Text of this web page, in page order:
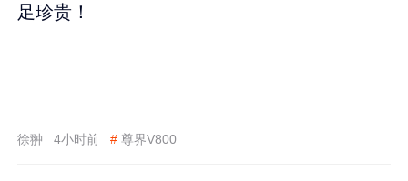
足珍贵！
徐翀 4小时前 # 尊界V800